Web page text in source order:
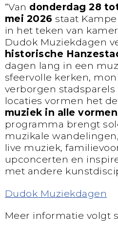
“Van donderdag 28
mei 2026 staat
in het teken van
Dudok Muziekdagen
historische
dagen lang in een
sfeervolle kerken,
verborgen
locaties vormen het
muziek in alle
programma brengt
muzikale
live muziek,
upconcerten en
met andere
Dudok Muziekdagen
Meer informatie volgt